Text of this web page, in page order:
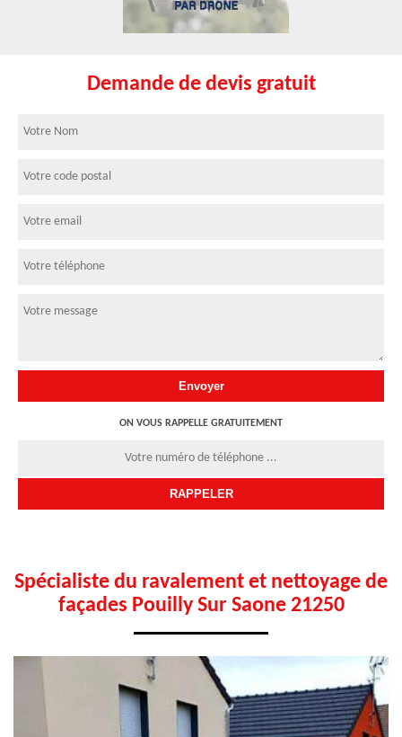
Demande de devis gratuit
ON VOUS RAPPELLE GRATUITEMENT
Spécialiste du ravalement et nettoyage de
façades Pouilly Sur Saone 21250